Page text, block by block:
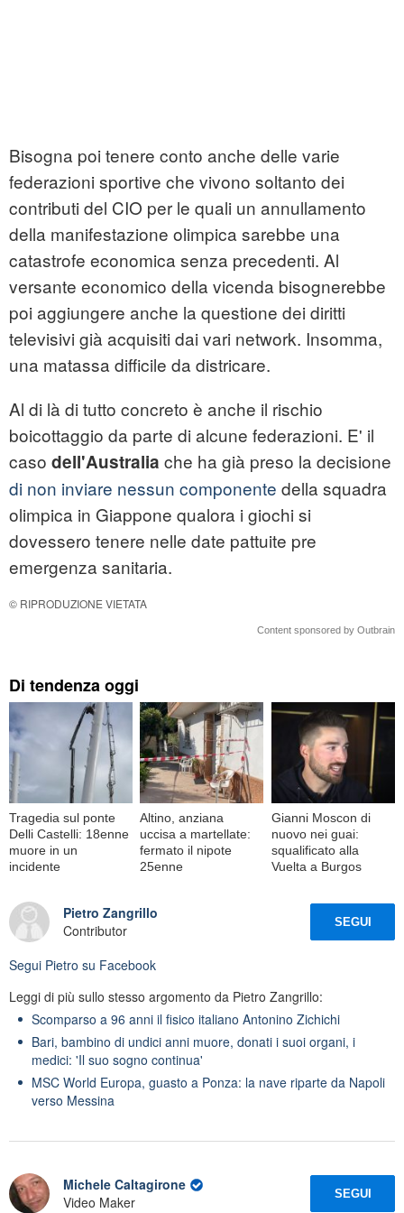
Bisogna poi tenere conto anche delle varie
federazioni sportive che vivono soltanto dei
contributi del CIO per le quali un annullamento
della manifestazione olimpica sarebbe una
catastrofe economica senza precedenti. Al
versante economico della vicenda bisognerebbe
poi aggiungere anche la questione dei diritti
televisivi già acquisiti dai vari network. Insomma,
una matassa difficile da districare.
Al di là di tutto concreto è anche il rischio
boicottaggio da parte di alcune federazioni. E' il
caso dell'Australia che ha già preso la decisione
di non inviare nessun componente della squadra
olimpica in Giappone qualora i giochi si
dovessero tenere nelle date pattuite pre
emergenza sanitaria.
© RIPRODUZIONE VIETATA
Content sponsored by Outbrain
Di tendenza oggi
Tragedia sul ponte
Delli Castelli: 18enne
muore in un
incidente
Altino, anziana
uccisa a martellate:
fermato il nipote
25enne
Gianni Moscon di
nuovo nei guai:
squalificato alla
Vuelta a Burgos
Pietro Zangrillo
Contributor
SEGUI
Segui Pietro su Facebook
Leggi di più sullo stesso argomento da Pietro Zangrillo:
Scomparso a 96 anni il fisico italiano Antonino Zichichi
Bari, bambino di undici anni muore, donati i suoi organi, i
medici: 'Il suo sogno continua'
MSC World Europa, guasto a Ponza: la nave riparte da Napoli
verso Messina
Michele Caltagirone
Video Maker
SEGUI